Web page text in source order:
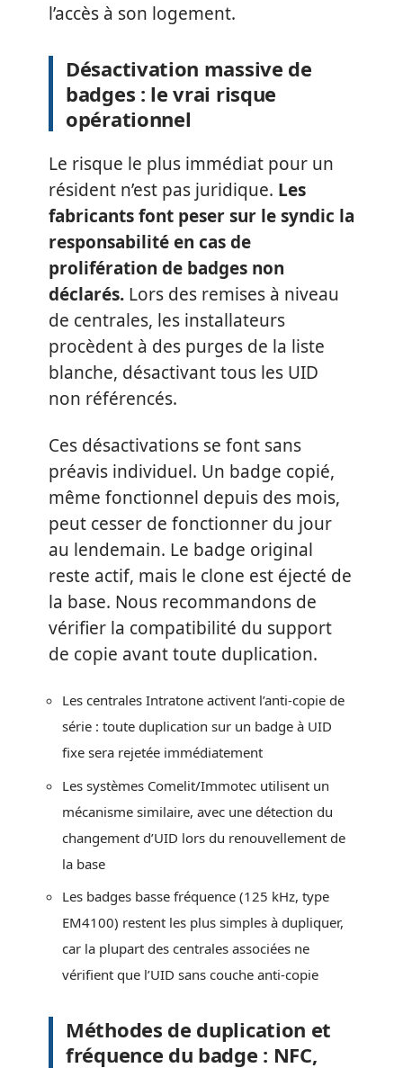
l’accès à son logement.
Désactivation massive de
badges : le vrai risque
opérationnel
Le risque le plus immédiat pour un
résident n’est pas juridique. Les
fabricants font peser sur le syndic la
responsabilité en cas de
prolifération de badges non
déclarés. Lors des remises à niveau
de centrales, les installateurs
procèdent à des purges de la liste
blanche, désactivant tous les UID
non référencés.
Ces désactivations se font sans
préavis individuel. Un badge copié,
même fonctionnel depuis des mois,
peut cesser de fonctionner du jour
au lendemain. Le badge original
reste actif, mais le clone est éjecté de
la base. Nous recommandons de
vérifier la compatibilité du support
de copie avant toute duplication.
Les centrales Intratone activent l’anti-copie de
série : toute duplication sur un badge à UID
fixe sera rejetée immédiatement
Les systèmes Comelit/Immotec utilisent un
mécanisme similaire, avec une détection du
changement d’UID lors du renouvellement de
la base
Les badges basse fréquence (125 kHz, type
EM4100) restent les plus simples à dupliquer,
car la plupart des centrales associées ne
vérifient que l’UID sans couche anti-copie
Méthodes de duplication et
fréquence du badge : NFC,